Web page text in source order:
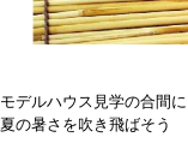
モデルハウス見学の合間に
夏の暑さを吹き飛ばそう